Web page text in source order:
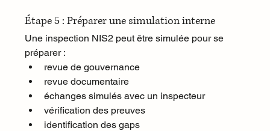
Étape 5 : Préparer une simulation interne
Une inspection NIS2 peut être simulée pour se
préparer :
revue de gouvernance
revue documentaire
échanges simulés avec un inspecteur
vérification des preuves
identification des gaps